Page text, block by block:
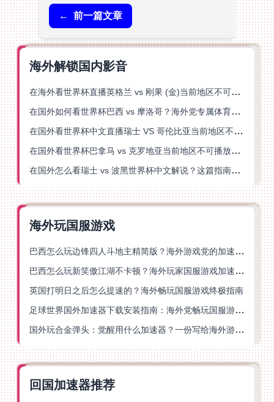
← 前一篇文章
海外解锁国内影音
在海外看世界杯直播英格兰 vs 刚果 (金)当前地区不可播放？这篇指南帮你突破所有限制
在国外如何看世界杯巴西 vs 摩洛哥？海外党专属体育观赛指南来了
在国外看世界杯中文直播瑞士 VS 哥伦比亚当前地区不可播放？这篇指南帮你搞定
在国外看世界杯巴拿马 vs 克罗地亚当前地区不可播放？这篇指南帮你轻松解决海外体育直播难题
在国外怎么看瑞士 vs 波黑世界杯中文解说？这篇指南帮你搞定所有地区限制问题
海外玩国服游戏
巴西怎么玩边锋四人斗地主精简版？海外游戏党的加速器终极选择
巴西怎么玩新笑傲江湖不卡顿？海外玩家国服游戏加速终极指南（附猫和老鼠一梦江湖实测）
英国打明日之后怎么提速的？海外畅玩国服游戏终极指南
足球世界国外加速器下载安装指南：海外党畅玩国服游戏的终极解决方案
国外玩合金弹头：觉醒用什么加速器？一份写给海外游子的畅玩指南
回国加速器推荐